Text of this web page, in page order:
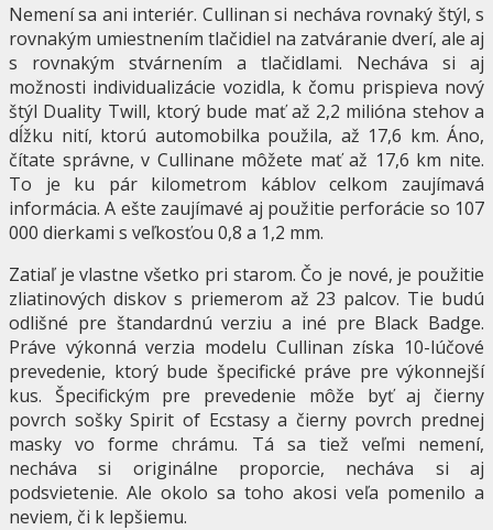
Nemení sa ani interiér. Cullinan si necháva rovnaký štýl, s
rovnakým umiestnením tlačidiel na zatváranie dverí, ale aj
s rovnakým stvárnením a tlačidlami. Necháva si aj
možnosti individualizácie vozidla, k čomu prispieva nový
štýl Duality Twill, ktorý bude mať až 2,2 milióna stehov a
dĺžku nití, ktorú automobilka použila, až 17,6 km. Áno,
čítate správne, v Cullinane môžete mať až 17,6 km nite.
To je ku pár kilometrom káblov celkom zaujímavá
informácia. A ešte zaujímavé aj použitie perforácie so 107
000 dierkami s veľkosťou 0,8 a 1,2 mm.
Zatiaľ je vlastne všetko pri starom. Čo je nové, je použitie
zliatinových diskov s priemerom až 23 palcov. Tie budú
odlišné pre štandardnú verziu a iné pre Black Badge.
Práve výkonná verzia modelu Cullinan získa 10-lúčové
prevedenie, ktorý bude špecifické práve pre výkonnejší
kus. Špecifickým pre prevedenie môže byť aj čierny
povrch sošky Spirit of Ecstasy a čierny povrch prednej
masky vo forme chrámu. Tá sa tiež veľmi nemení,
necháva si originálne proporcie, necháva si aj
podsvietenie. Ale okolo sa toho akosi veľa pomenilo a
neviem, či k lepšiemu.